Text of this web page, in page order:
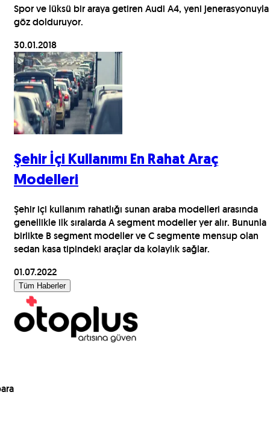
Spor ve lüksü bir araya getiren Audi A4, yeni jenerasyonuyla
göz dolduruyor.
30.01.2018
Şehir İçi Kullanımı En Rahat Araç
Modelleri
Şehir içi kullanım rahatlığı sunan araba modelleri arasında
genellikle ilk sıralarda A segment modeller yer alır. Bununla
birlikte B segment modeller ve C segmente mensup olan
sedan kasa tipindeki araçlar da kolaylık sağlar.
01.07.2022
Tüm Haberler